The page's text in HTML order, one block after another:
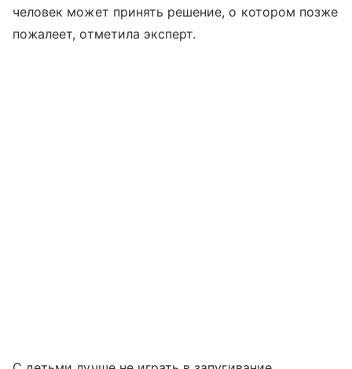
человек может принять решение, о котором позже
пожалеет, отметила эксперт.